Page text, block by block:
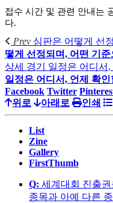
접수 시간 및 관련 안내는
다.
Prev 심판은 어떻게 선
떻게 선정되며, 어떤 기준
상세 경기 일정은 어디서,
일정은 어디서, 언제 확인
Facebook Twitter
위로
아래로 인쇄
List
Zine
Gallery
FirstThumb
Q: 세계대회 진출
종목과 아예 다른